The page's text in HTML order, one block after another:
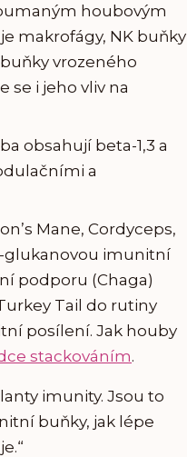
houbovým
makrofágy, NK buňky
vrozeného
i jeho vliv na
obsahují beta-1,3 a
a
Mane, Cordyceps,
glukanovou imunitní
podporu (Chaga)
Tail do rutiny
posílení. Jak houby
stackováním.
imunity. Jsou to
buňky, jak lépe